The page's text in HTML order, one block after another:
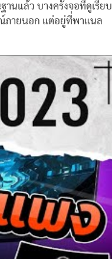
านแล้ว บางครั้งจอที่ดูเรียบ
ณ์ภายนอก แต่อยู่ที่พาแนล